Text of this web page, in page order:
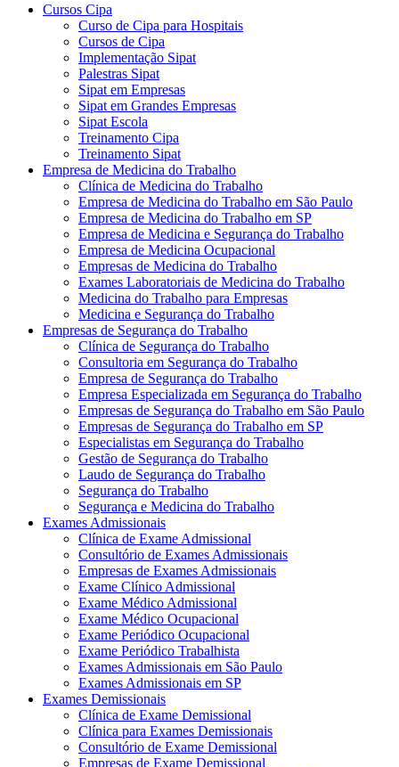
Cursos Cipa
Curso de Cipa para Hospitais
Cursos de Cipa
Implementação Sipat
Palestras Sipat
Sipat em Empresas
Sipat em Grandes Empresas
Sipat Escola
Treinamento Cipa
Treinamento Sipat
Empresa de Medicina do Trabalho
Clínica de Medicina do Trabalho
Empresa de Medicina do Trabalho em São Paulo
Empresa de Medicina do Trabalho em SP
Empresa de Medicina e Segurança do Trabalho
Empresa de Medicina Ocupacional
Empresas de Medicina do Trabalho
Exames Laboratoriais de Medicina do Trabalho
Medicina do Trabalho para Empresas
Medicina e Segurança do Trabalho
Empresas de Segurança do Trabalho
Clínica de Segurança do Trabalho
Consultoria em Segurança do Trabalho
Empresa de Segurança do Trabalho
Empresa Especializada em Segurança do Trabalho
Empresas de Segurança do Trabalho em São Paulo
Empresas de Segurança do Trabalho em SP
Especialistas em Segurança do Trabalho
Gestão de Segurança do Trabalho
Laudo de Segurança do Trabalho
Segurança do Trabalho
Segurança e Medicina do Trabalho
Exames Admissionais
Clínica de Exame Admissional
Consultório de Exames Admissionais
Empresas de Exames Admissionais
Exame Clínico Admissional
Exame Médico Admissional
Exame Médico Ocupacional
Exame Periódico Ocupacional
Exame Periódico Trabalhista
Exames Admissionais em São Paulo
Exames Admissionais em SP
Exames Demissionais
Clínica de Exame Demissional
Clínica para Exames Demissionais
Consultório de Exame Demissional
Empresas de Exame Demissional